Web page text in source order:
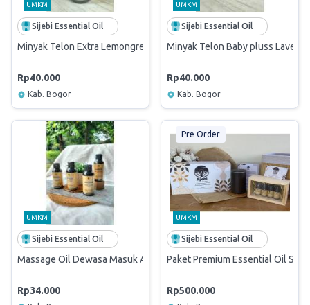
UMKM
Sijebi Essential Oil
Minyak Telon Extra Lemongress 60ml
Rp40.000
Kab. Bogor
UMKM
Sijebi Essential Oil
Minyak Telon Baby pluss
Rp40.000
Kab. Bogor
UMKM
Sijebi Essential Oil
Massage Oil Dewasa Masuk Angin
Rp34.000
Pre Order
UMKM
Sijebi Essential Oil
Paket Premium Essential Oil
Rp500.000